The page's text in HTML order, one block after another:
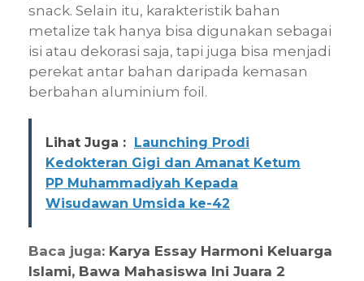
snack. Selain itu, karakteristik bahan
metalize tak hanya bisa digunakan sebagai
isi atau dekorasi saja, tapi juga bisa menjadi
perekat antar bahan daripada kemasan
berbahan aluminium foil.
Lihat Juga :
Launching Prodi
Kedokteran Gigi dan Amanat Ketum
PP Muhammadiyah Kepada
Wisudawan Umsida ke-42
Baca juga: Karya Essay Harmoni Keluarga
Islami, Bawa Mahasiswa Ini Juara 2